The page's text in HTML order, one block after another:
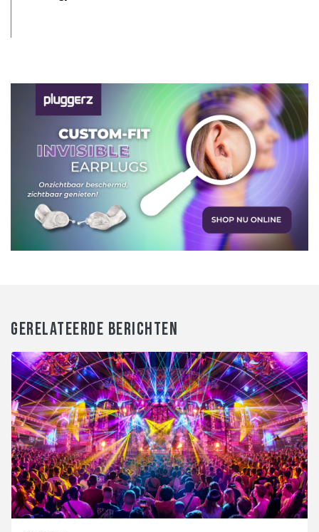
GERELATEERDE BERICHTEN